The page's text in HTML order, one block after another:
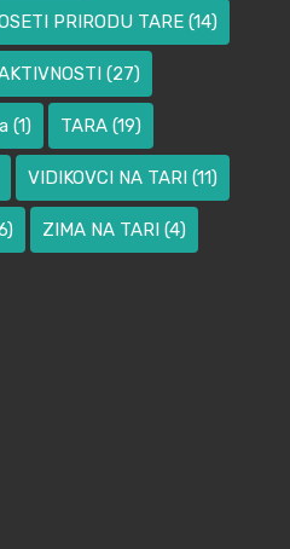
PRIRODU TARE (14)
(27)
(1) TARA (19)
VIDIKOVCI NA TARI (11)
ZIMA NA TARI (4)